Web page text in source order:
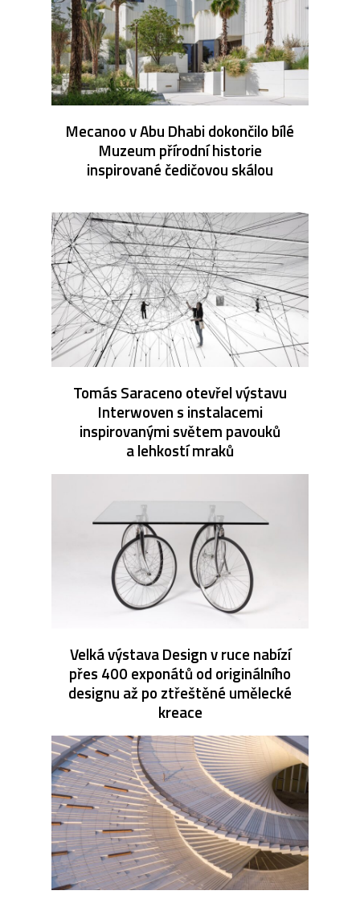
Mecanoo v Abu Dhabi dokončilo bílé
Muzeum přírodní historie
inspirované čedičovou skálou
Tomás Saraceno otevřel výstavu
Interwoven s instalacemi
inspirovanými světem pavouků
a lehkostí mraků
Velká výstava Design v ruce nabízí
přes 400 exponátů od originálního
designu až po ztřeštěné umělecké
kreace